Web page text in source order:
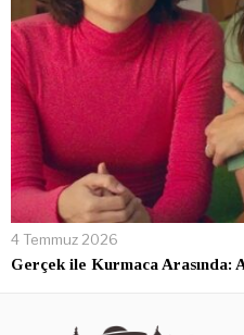
4 Temmuz 2026
Gerçek ile Kurmaca Arasında: